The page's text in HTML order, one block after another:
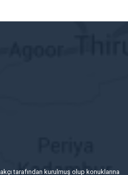
tarafından kurulmuş olup konuklarına